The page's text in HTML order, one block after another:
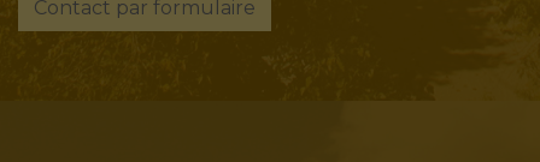
Contact par formulaire